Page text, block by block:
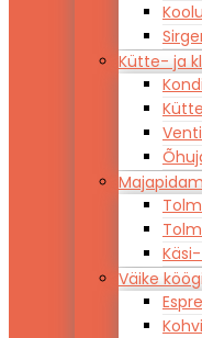
Kütte- ja
Väike